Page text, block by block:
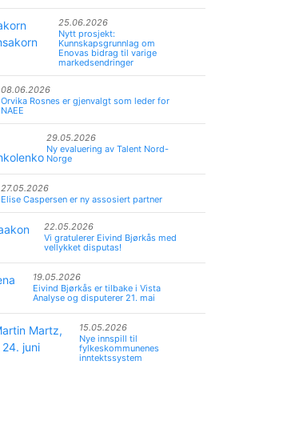
25.06.2026
Nytt prosjekt:
Kunnskapsgrunnlag om
Enovas bidrag til varige
markedsendringer
08.06.2026
Orvika Rosnes er gjenvalgt som leder for
NAEE
29.05.2026
Ny evaluering av Talent Nord-
Norge
27.05.2026
Elise Caspersen er ny assosiert partner
22.05.2026
Vi gratulerer Eivind Bjørkås med
vellykket disputas!
19.05.2026
Eivind Bjørkås er tilbake i Vista
Analyse og disputerer 21. mai
15.05.2026
Nye innspill til
fylkeskommunenes
inntektssystem